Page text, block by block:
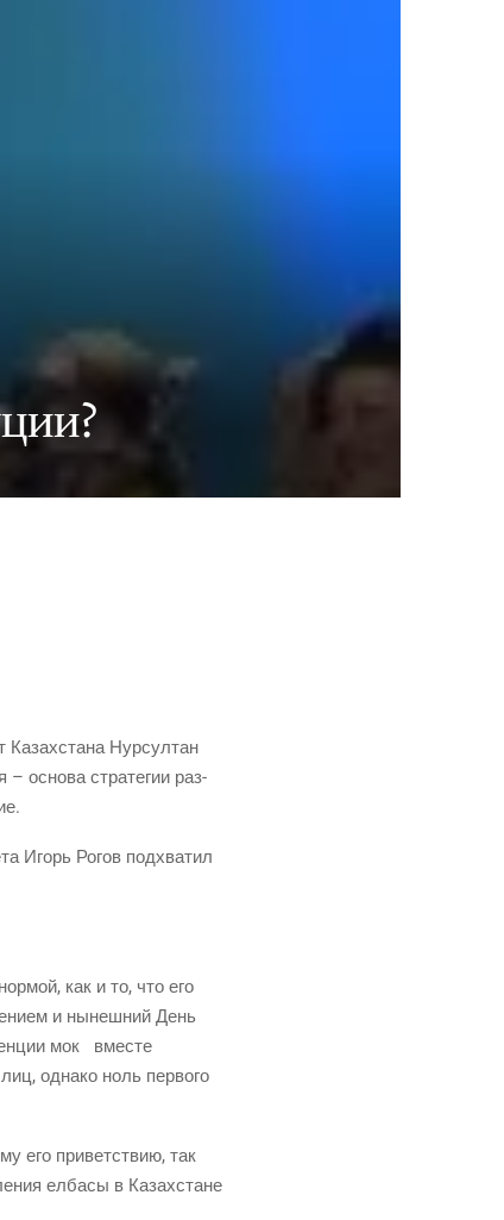
Казах­ста­на Нур­сул­тан
– осно­ва стра­те­гии раз­
Игорь Рогов под­хва­тил
как и то, что его
и нынеш­ний День
мок вме­сте
одна­ко ноль пер­во­го
его при­вет­ствию, так
елба­сы в Казах­стане